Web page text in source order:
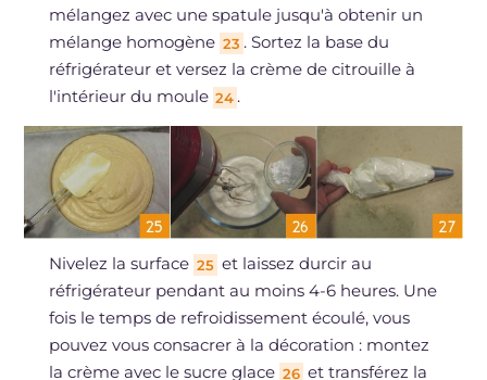
mélangez avec une spatule jusqu'à obtenir un
mélange homogène 23 . Sortez la base du
réfrigérateur et versez la crème de citrouille à
l'intérieur du moule 24 .
Nivelez la surface 25 et laissez durcir au
réfrigérateur pendant au moins 4-6 heures. Une
fois le temps de refroidissement écoulé, vous
pouvez vous consacrer à la décoration : montez
la crème avec le sucre glace 26 et transférez la